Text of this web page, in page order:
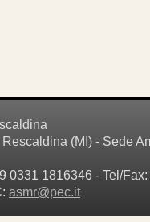
(MI) - Sede
0331 1816346 - Tel/
asmr@pec.it